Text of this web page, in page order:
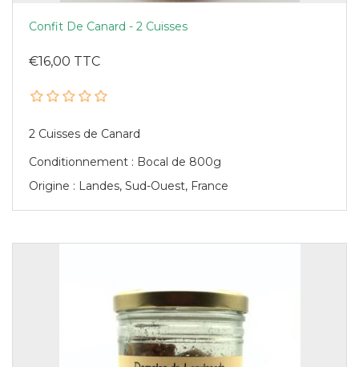
Confit De Canard - 2 Cuisses
€16,00 TTC
2 Cuisses de Canard
Conditionnement : Bocal de 800g
Origine : Landes, Sud-Ouest, France